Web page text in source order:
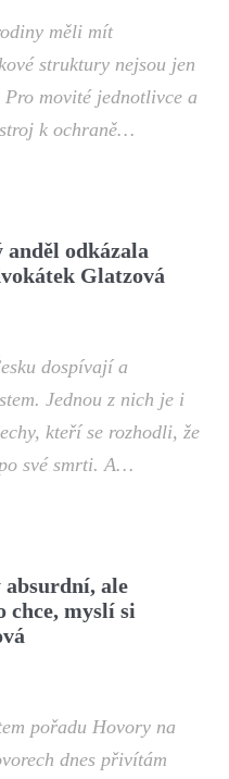
měli mít
struktury nejsou jen
movité jednotlivce a
k ochraně…
odkázala
Glatzová
dospívají a
Jednou z nich je i
kteří se rozhodli, že
své smrti. A…
absurdní, ale
chce, myslí si
pořadu Hovory na
dnes přivítám